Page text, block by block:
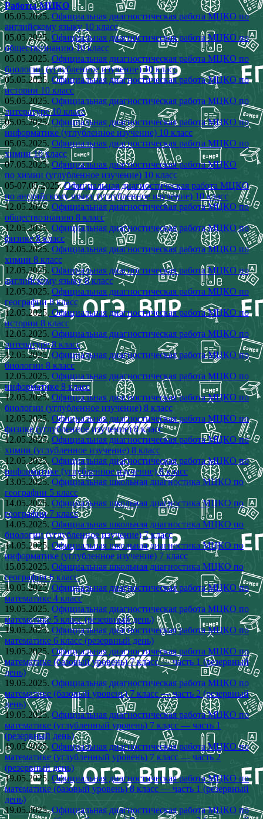
Работы МЦКО
05.05.2025. Официальная диагностическая работа МЦКО по
английскому языку 10 класс
05.05.2025. Официальная диагностическая работа МЦКО по
обществознанию 10 класс
05.05.2025. Официальная диагностическая работа МЦКО по
биологии (углубленное изучение) 10 класс
05.05.2025.Официальная диагностическая работа МЦКО по
истории 10 класс
05.05.2025. Официальная диагностическая работа МЦКО по
литературе 10 класс
05.05.2025.Официальная диагностическая работа МЦКО по
информатике (углубленное изучение) 10 класс
05.05.2025. Официальная диагностическая работа МЦКО по
химии 10 класс
07.05.2025.Официальная диагностическая работа МЦКО
по химии (углубленное изучение) 10 класс
05-07.05.2025.Официальная диагностическая работа МЦКО
по английскому языку (углубленное изучение) 10 класс
12.05.2025.Официальная диагностическая работа МЦКО по
обществознанию 8 класс
12.05.2025.Официальная диагностическая работа МЦКО по
физике 8 класс
12.05.2025. Официальная диагностическая работа МЦКО по
химии 8 класс
12.05.2025. Официальная диагностическая работа МЦКО по
английскому языку 8 класс
12.05.2025. Официальная диагностическая работа МЦКО по
географии 8 класс
12.05.2025. Официальная диагностическая работа МЦКО по
истории 8 класс
12.05.2025. Официальная диагностическая работа МЦКО по
литературе 8 класс
12.05.2025.Официальная диагностическая работа МЦКО по
биологии 8 класс
12.05.2025. Официальная диагностическая работа МЦКО по
информатике 8 класс
12.05.2025.Официальная диагностическая работа МЦКО по
биологии (углубленное изучение) 8 класс
12.05.2025. Официальная диагностическая работа МЦКО по
физике (углубленное изучение) 8 класс
12.05.2025.Официальная диагностическая работа МЦКО по
химии (углубленное изучение) 8 класс
12.05.2025. Официальная диагностическая работа МЦКО по
информатике (углубленное изучение) 8 класс
13.05.2025. Официальная школьная диагностика МЦКО по
географии 5 класс
14.05.2025. Официальная школьная диагностика МЦКО по
географии 7 класс
14.05.2025. Официальная школьная диагностика МЦКО по
биологии (углубленное изучение) 7 класс
14.05.2025. Официальная школьная диагностика МЦКО по
информатике (углубленное изучение) 7 класс
15.05.2025. Официальная школьная диагностика МЦКО по
географии 6 класс
19.05.2025.Официальная диагностическая работа МЦКО по
математике 4 класс
19.05.2025. Официальная диагностическая работа МЦКО по
математике 5 класс (резервный день)
19.05.2025.Официальная диагностическая работа МЦКО по
математике 6 класс (резервный день)
19.05.2025. Официальная диагностическая работа МЦКО по
математике (базовый уровень) 7 класс — часть 1 (резервный
день)
19.05.2025. Официальная диагностическая работа МЦКО по
математике (базовый уровень) 7 класс — часть 2 (резервный
день)
19.05.2025.Официальная диагностическая работа МЦКО по
математике (углубленный уровень) 7 класс — часть 1
(резервный день)
19.05.2025.Официальная диагностическая работа МЦКО по
математике (углубленный уровень) 7 класс — часть 2
(резервный день)
19.05.2025. Официальная диагностическая работа МЦКО по
математике (базовый уровень) 8 класс — часть 1 (резервный
день)
19.05.2025.Официальная диагностическая работа МЦКО по